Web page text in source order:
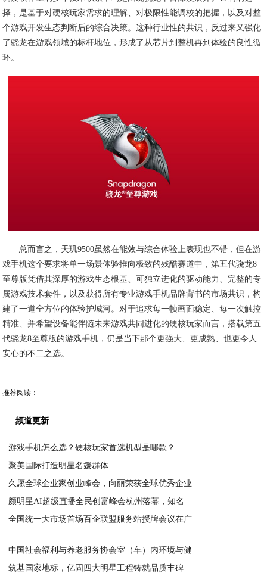
择，是基于对硬核玩家需求的理解、对极限性能调校的把握，以及对整
个游戏开发生态判断后的综合决策。这种行业性的共识，反过来又强化
了骁龙在游戏领域的标杆地位，形成了从芯片到整机再到体验的良性循
环。
总而言之，天玑9500虽然在能效与综合体验上表现也不错，但在游
戏手机这个要求将单一场景体验推向极致的残酷赛道中，第五代骁龙8
至尊版凭借其深厚的游戏生态根基、可独立进化的驱动能力、完整的专
属游戏技术套件，以及获得所有专业游戏手机品牌背书的市场共识，构
建了一道全方位的体验护城河。对于追求每一帧画面稳定、每一次触控
精准、并希望设备能伴随未来游戏共同进化的硬核玩家而言，搭载第五
代骁龙8至尊版的游戏手机，仍是当下那个更强大、更成熟、也更令人
安心的不二之选。
推荐阅读：
频道更新
游戏手机怎么选？硬核玩家首选机型是哪款？
聚美国际打造明星名媛群体
久愿全球企业家创业峰会，向丽荣获全球优秀企业
颜明星AI超级直播全民创富峰会杭州落幕，知名
全国统一大市场首场百企联盟服务站授牌会议在广
中国社会福利与养老服务协会室（车）内环境与健
筑基国家地标，亿固四大明星工程铸就品质丰碑